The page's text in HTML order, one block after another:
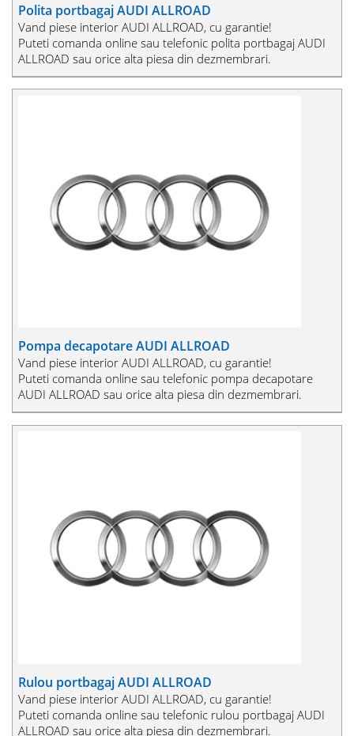
Polita portbagaj AUDI ALLROAD
Vand piese interior AUDI ALLROAD, cu garantie!
Puteti comanda online sau telefonic polita portbagaj AUDI
ALLROAD sau orice alta piesa din dezmembrari.
Pompa decapotare AUDI ALLROAD
Vand piese interior AUDI ALLROAD, cu garantie!
Puteti comanda online sau telefonic pompa decapotare
AUDI ALLROAD sau orice alta piesa din dezmembrari.
Rulou portbagaj AUDI ALLROAD
Vand piese interior AUDI ALLROAD, cu garantie!
Puteti comanda online sau telefonic rulou portbagaj AUDI
ALLROAD sau orice alta piesa din dezmembrari.